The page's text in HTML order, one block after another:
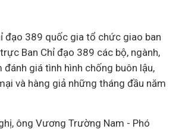
đạo 389 quốc gia tổ chức giao ban
Ban Chỉ đạo 389 các bộ, ngành,
giá tình hình chống buôn lậu,
và hàng giả những tháng đầu năm
ông Vương Trường Nam - Phó